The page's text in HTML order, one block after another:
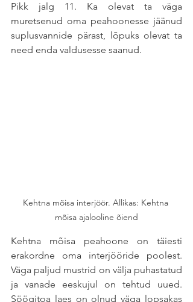
Pikk jalg 11. Ka olevat ta väga
muretsenud oma peahoonesse jäänud
suplusvannide pärast, lõpuks olevat ta
need enda valdusesse saanud.
Kehtna mõisa interjöör. Allikas: Kehtna
mõisa ajalooline õiend
Kehtna mõisa peahoone on täiesti
erakordne oma interjööride poolest.
Väga paljud mustrid on välja puhastatud
ja vanade eeskujul on tehtud uued.
Söögitoa laes on olnud väga lopsakas